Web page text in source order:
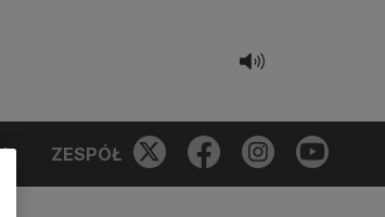
ZESPÓŁ